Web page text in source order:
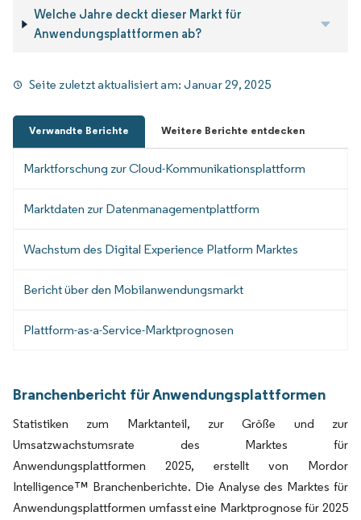
Welche Jahre deckt dieser Markt für
Anwendungsplattformen ab?
Seite zuletzt aktualisiert am:Januar 29, 2025
Verwandte Berichte Weitere Berichte entdecken
Marktforschung zur Cloud-Kommunikationsplattform
Marktdaten zur Datenmanagementplattform
Wachstum des Digital Experience Platform Marktes
Bericht über den Mobilanwendungsmarkt
Plattform-as-a-Service-Marktprognosen
Branchenbericht für Anwendungsplattformen
Statistiken zum Marktanteil, zur Größe und zur
Umsatzwachstumsrate des Marktes für
Anwendungsplattformen 2025, erstellt von Mordor
Intelligence™ Branchenberichte. Die Analyse des Marktes für
Anwendungsplattformen umfasst eine Marktprognose für 2025